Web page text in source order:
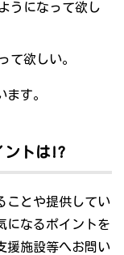
うになって欲し
て欲しい。
す。
ントは!?
ことや提供してい
になるポイントを
援施設等へお問い